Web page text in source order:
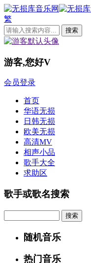
繁
游客,您好V
会员登录
首页
华语无损
日韩无损
欧美无损
高清MV
相声小品
歌手大全
求助区
歌手或歌名搜索
随机音乐
热门音乐